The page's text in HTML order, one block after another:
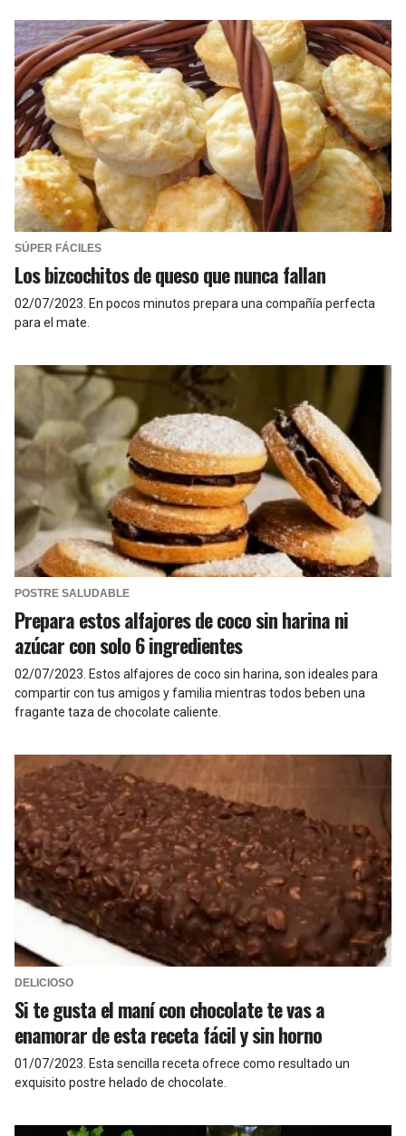
SÚPER FÁCILES
Los bizcochitos de queso que nunca fallan
02/07/2023 En pocos minutos prepara una compañía perfecta
para el mate.
POSTRE SALUDABLE
Prepara estos alfajores de coco sin harina ni
azúcar con solo 6 ingredientes
02/07/2023 Estos alfajores de coco sin harina, son ideales para
compartir con tus amigos y familia mientras todos beben una
fragante taza de chocolate caliente.
DELICIOSO
Si te gusta el maní con chocolate te vas a
enamorar de esta receta fácil y sin horno
01/07/2023 Esta sencilla receta ofrece como resultado un
exquisito postre helado de chocolate.